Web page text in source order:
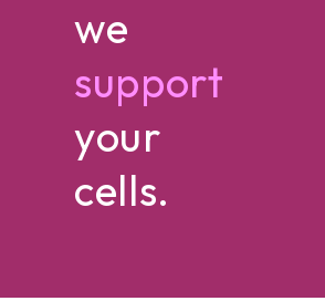
we
support
your
cells.